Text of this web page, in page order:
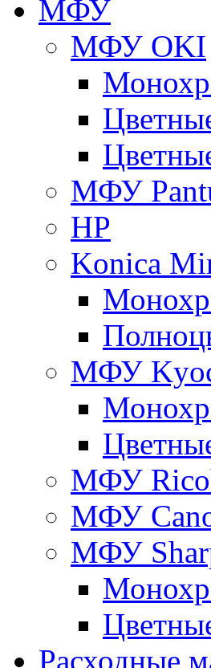
МФУ
МФУ OKI
МФУ
HP
Konica
МФУ
МФУ
МФУ
МФУ
Расходные